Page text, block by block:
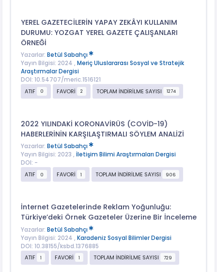
YEREL GAZETECİLERİN YAPAY ZEKÂYI KULLANIM
DURUMU: YOZGAT YEREL GAZETE ÇALIŞANLARI
ÖRNEĞİ
Yazarlar: Betül Sabahçı
Yayın Bilgisi: 2024 , Meriç Uluslararası Sosyal ve Stratejik
Araştırmalar Dergisi
DOI: 10.54707/meric.1516121
ATIF
0 FAVORİ 2 TOPLAM İNDİRİLME SAYISI 1274
2022 YILINDAKİ KORONAVİRÜS (COVİD-19)
HABERLERİNİN KARŞILAŞTIRMALI SÖYLEM ANALİZİ
Yazarlar: Betül Sabahçı
Yayın Bilgisi: 2023 , İletişim Bilimi Araştırmaları Dergisi
DOI: -
ATIF
0 FAVORİ 1 TOPLAM İNDİRİLME SAYISI 906
İnternet Gazetelerinde Reklam Yoğunluğu:
Türkiye’deki Örnek Gazeteler Üzerine Bir İnceleme
Yazarlar: Betül Sabahçı
Yayın Bilgisi: 2024 , Karadeniz Sosyal Bilimler Dergisi
DOI: 10.38155/ksbd.1376885
ATIF
1 FAVORİ 1 TOPLAM İNDİRİLME SAYISI 729